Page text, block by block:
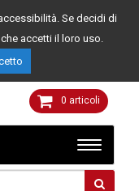
349 4262144
0 articoli
Se decidi di
accetti il loro uso.